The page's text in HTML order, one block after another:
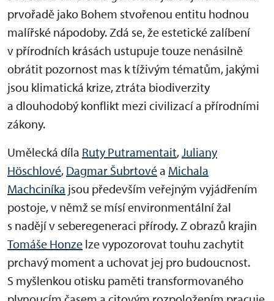
prvořadě jako Bohem stvořenou entitu hodnou
malířské nápodoby. Zdá se, že estetické zalíbení
v přírodních krásách ustupuje touze nenásilně
obrátit pozornost mas k tíživým tématům, jakými
jsou klimatická krize, ztráta biodiverzity
a dlouhodobý konflikt mezi civilizací a přírodními
zákony.
Umělecká díla Ruty Putramentait,Juliany
Höschlové, Dagmar Šubrtovéa Michala
Machciníka jsou především veřejným vyjádřením
postoje, v němž se mísí environmentální žal
s nadějí v seberegeneraci přírody. Z obrazů krajin
Tomáše Honze lze vypozorovat touhu zachytit
prchavý moment a uchovat jej pro budoucnost.
S myšlenkou otisku paměti transformovaného